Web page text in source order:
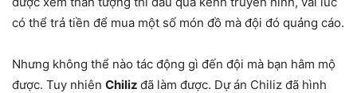
có thể trả tiền để mua một số món đồ mà đội đó quảng cáo.
Nhưng không thể nào tác động gì đến đội mà bạn hâm mộ
được. Tuy nhiên Chiliz đã làm được. Dự án Chiliz đã hình